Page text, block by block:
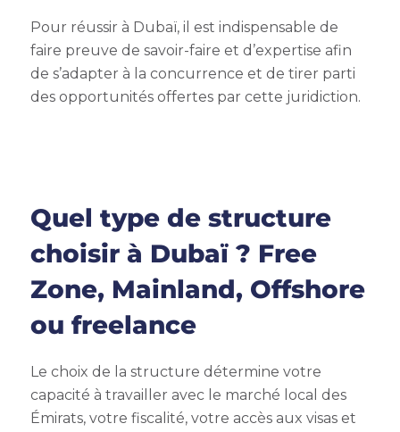
Pour réussir à Dubaï, il est indispensable de
faire preuve de savoir-faire et d’expertise afin
de s’adapter à la concurrence et de tirer parti
des opportunités offertes par cette juridiction.
Quel type de structure
choisir à Dubaï ? Free
Zone, Mainland, Offshore
ou freelance
Le choix de la structure détermine votre
capacité à travailler avec le marché local des
Émirats, votre fiscalité, votre accès aux visas et